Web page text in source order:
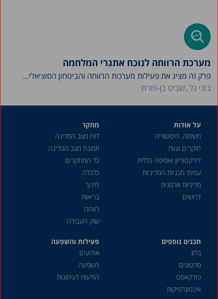
מערכת הרווחה לנוכח אתגרי המלחמה
פרק זה מציג את פעילות מערכות הרווחה והביטחון הסוציאלי...
ג’וני גל שביט בן-פורת
על אודות
משימה, היסטוריה
חוקרים וצוות
דירקטוריון ואסיפה כללית
עמיתי תכניות המדיניות
מדיניות ארגונית
דרושים
מחקר
דוח מצב המדינה
תמונת מצב המדינה
כל המחקרים
כלכלה
חינוך
בריאות
רווחה
שוק העבודה
תכנים נוספים
בלוג
סרטונים
פודקאסט
אינפוגרפיקות
פעילות והשפעה
אירועים
השפעה
הודעות לעיתונות